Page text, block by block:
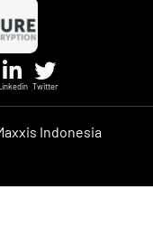
Twitter
Indonesia